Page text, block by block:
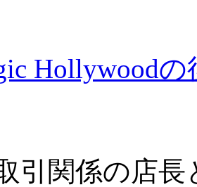
Hollywoodの
引関係の店